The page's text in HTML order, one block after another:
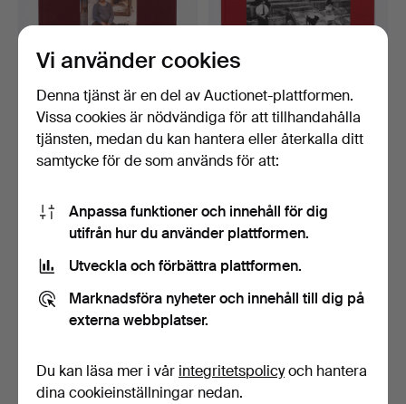
FOTO. DEN FINLÄNDSKE
FOTOGRAFEN ESKO
MÄNNI…
Klubbades 12 maj 2026
FOTO. DEN BRITTISKE
FOTOGRAFEN TONY RAY-
JO…
Klubbades 12 maj 2026
Vi använder cookies
Denna tjänst är en del av Auctionet-plattformen.
Vissa cookies är nödvändiga för att tillhandahålla
tjänsten, medan du kan hantera eller återkalla ditt
samtycke för de som används för att:
Anpassa funktioner och innehåll för dig
utifrån hur du använder plattformen.
Utveckla och förbättra plattformen.
Marknadsföra nyheter och innehåll till dig på
externa webbplatser.
Du kan läsa mer i vår integritetspolicyoch hantera
dina cookieinställningar nedan.